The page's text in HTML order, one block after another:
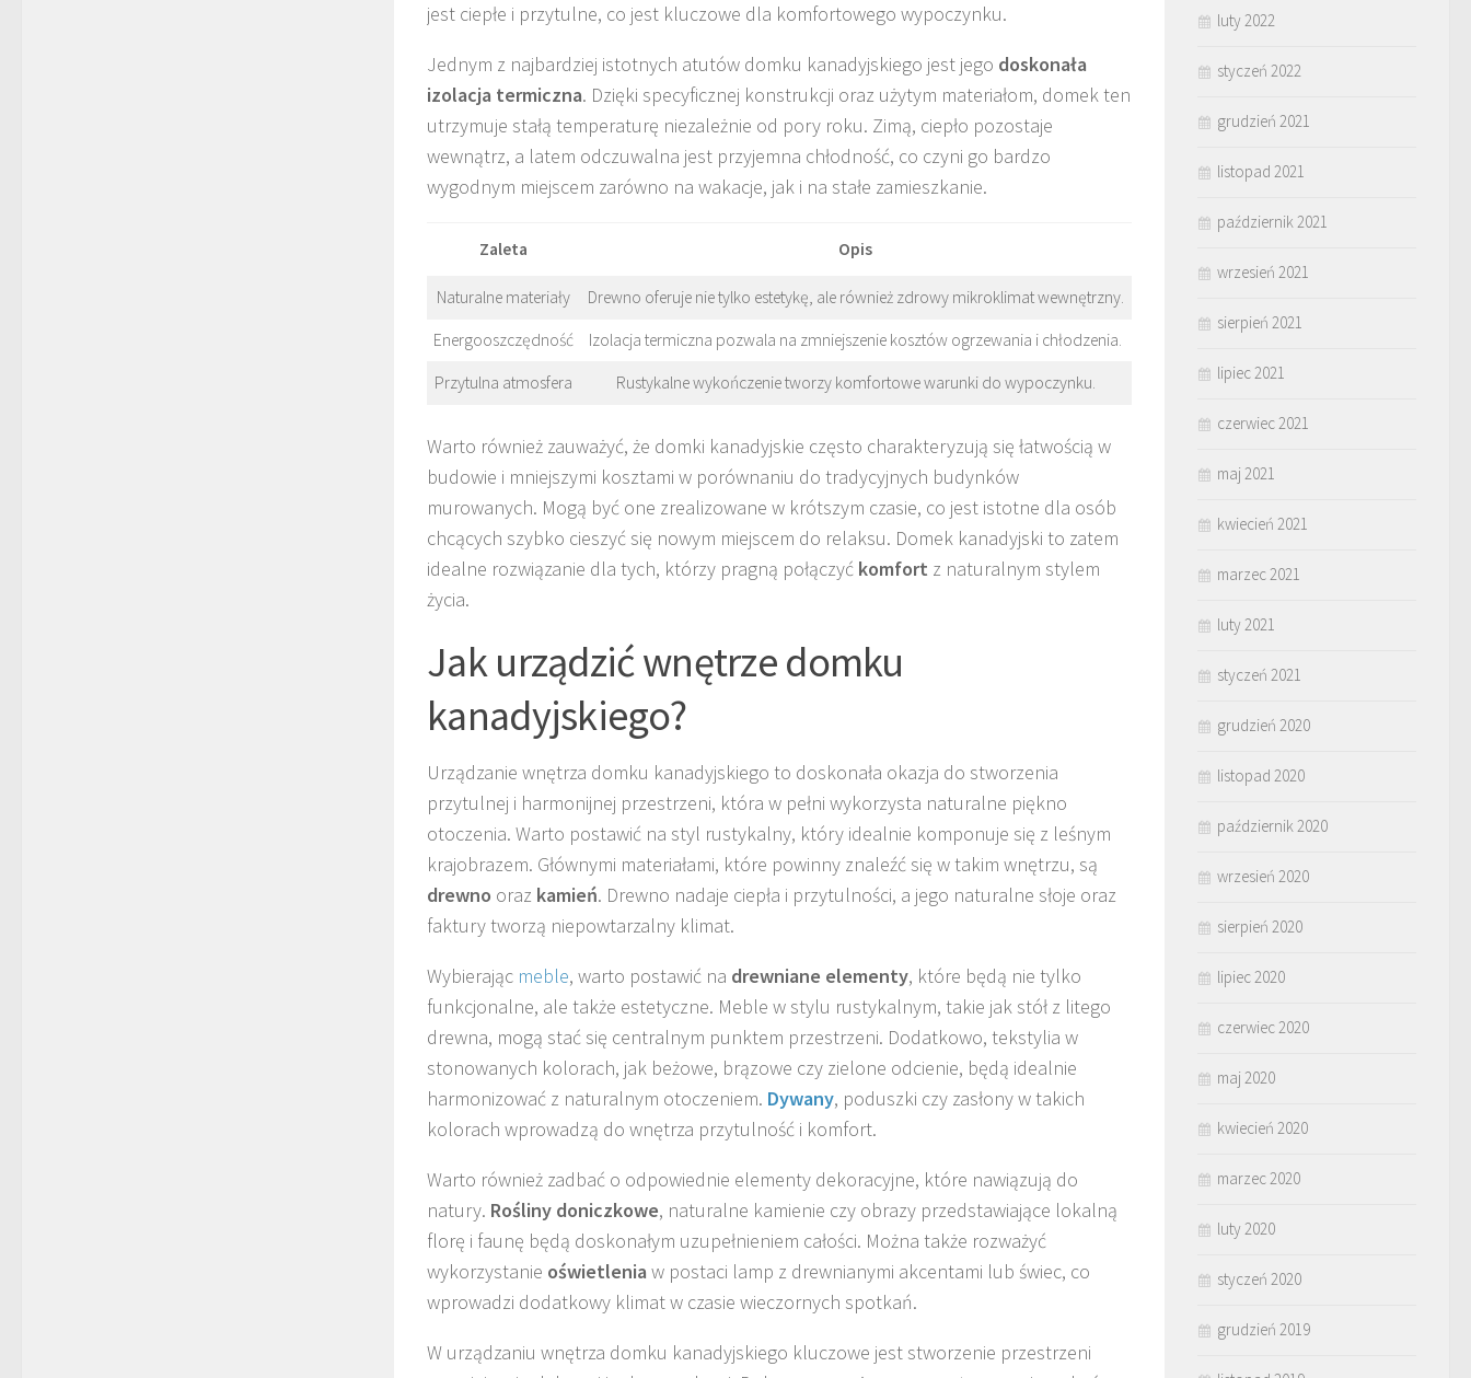
jest ciepłe i przytulne, co jest kluczowe dla komfortowego wypoczynku.
Jednym z najbardziej istotnych atutów domku kanadyjskiego jest jego doskonała
izolacja termiczna. Dzięki specyficznej konstrukcji oraz użytym materiałom, domek ten
utrzymuje stałą temperaturę niezależnie od pory roku. Zimą, ciepło pozostaje
wewnątrz, a latem odczuwalna jest przyjemna chłodność, co czyni go bardzo
wygodnym miejscem zarówno na wakacje, jak i na stałe zamieszkanie.
Zaleta Opis
Naturalne materiały Drewno oferuje nie tylko estetykę, ale również zdrowy mikroklimat wewnętrzny.
Energooszczędność Izolacja termiczna pozwala na zmniejszenie kosztów ogrzewania i chłodzenia.
Przytulna atmosfera Rustykalne wykończenie tworzy komfortowe warunki do wypoczynku.
Warto również zauważyć, że domki kanadyjskie często charakteryzują się łatwością w
budowie i mniejszymi kosztami w porównaniu do tradycyjnych budynków
murowanych. Mogą być one zrealizowane w krótszym czasie, co jest istotne dla osób
chcących szybko cieszyć się nowym miejscem do relaksu. Domek kanadyjski to zatem
idealne rozwiązanie dla tych, którzy pragną połączyć komfort z naturalnym stylem
życia.
Jak urządzić wnętrze domku
kanadyjskiego?
Urządzanie wnętrza domku kanadyjskiego to doskonała okazja do stworzenia
przytulnej i harmonijnej przestrzeni, która w pełni wykorzysta naturalne piękno
otoczenia. Warto postawić na styl rustykalny, który idealnie komponuje się z leśnym
krajobrazem. Głównymi materiałami, które powinny znaleźć się w takim wnętrzu, są
drewno oraz kamień. Drewno nadaje ciepła i przytulności, a jego naturalne słoje oraz
faktury tworzą niepowtarzalny klimat.
Wybierając meble, warto postawić na drewniane elementy, które będą nie tylko
funkcjonalne, ale także estetyczne. Meble w stylu rustykalnym, takie jak stół z litego
drewna, mogą stać się centralnym punktem przestrzeni. Dodatkowo, tekstylia w
stonowanych kolorach, jak beżowe, brązowe czy zielone odcienie, będą idealnie
harmonizować z naturalnym otoczeniem. Dywany, poduszki czy zasłony w takich
kolorach wprowadzą do wnętrza przytulność i komfort.
Warto również zadbać o odpowiednie elementy dekoracyjne, które nawiązują do
natury. Rośliny doniczkowe, naturalne kamienie czy obrazy przedstawiające lokalną
florę i faunę będą doskonałym uzupełnieniem całości. Można także rozważyć
wykorzystanie oświetlenia w postaci lamp z drewnianymi akcentami lub świec, co
wprowadzi dodatkowy klimat w czasie wieczornych spotkań.
W urządzaniu wnętrza domku kanadyjskiego kluczowe jest stworzenie przestrzeni
luty 2022
styczeń 2022
grudzień 2021
listopad 2021
październik 2021
wrzesień 2021
sierpień 2021
lipiec 2021
czerwiec 2021
maj 2021
kwiecień 2021
marzec 2021
luty 2021
styczeń 2021
grudzień 2020
listopad 2020
październik 2020
wrzesień 2020
sierpień 2020
lipiec 2020
czerwiec 2020
maj 2020
kwiecień 2020
marzec 2020
luty 2020
styczeń 2020
grudzień 2019